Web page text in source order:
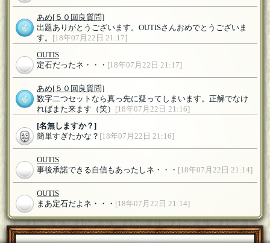
あめ [５０回良質問]
出題ありがとうございます。OUTISさんおめでとうございま
す。
[18年07月22日 21:17]
OUTIS
定石だったネ・・・ [18年07月22日 21:17]
あめ [５０回良質問]
数字二つセットなら真っ先に疑ってしまいます。正解でなけ
ればまた来ます（笑）
[18年07月22日 21:16]
[名無しますか？]
簡単すぎたかな？ [18年07月22日 21:16]
OUTIS
事後承諾できる自信もあったしネ・・・ [18年07月22日 21:14]
OUTIS
まあ定石だよネ・・・ [18年07月22日 21:14]
あめ[５０回良質問]